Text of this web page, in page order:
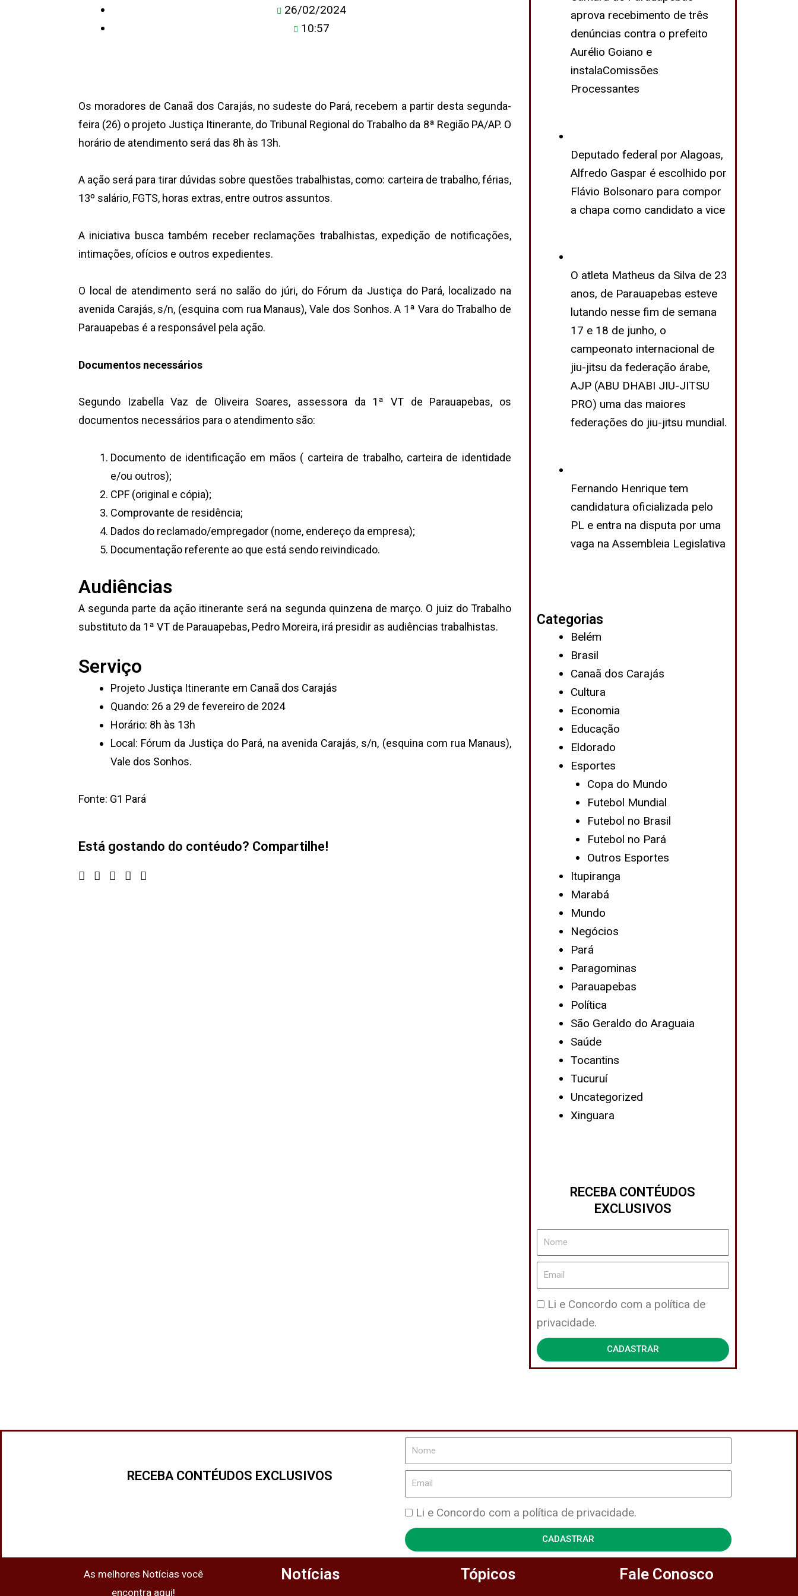
26/02/2024
10:57
Os moradores de Canaã dos Carajás, no sudeste do Pará, recebem a partir desta segunda-
feira (26) o projeto Justiça Itinerante, do Tribunal Regional do Trabalho da 8ª Região PA/AP. O
horário de atendimento será das 8h às 13h.
A ação será para tirar dúvidas sobre questões trabalhistas, como: carteira de trabalho, férias,
13º salário, FGTS, horas extras, entre outros assuntos.
A iniciativa busca também receber reclamações trabalhistas, expedição de notificações,
intimações, ofícios e outros expedientes.
O local de atendimento será no salão do júri, do Fórum da Justiça do Pará, localizado na
avenida Carajás, s/n, (esquina com rua Manaus), Vale dos Sonhos. A 1ª Vara do Trabalho de
Parauapebas é a responsável pela ação.
Documentos necessários
Segundo Izabella Vaz de Oliveira Soares, assessora da 1ª VT de Parauapebas, os
documentos necessários para o atendimento são:
Documento de identificação em mãos ( carteira de trabalho, carteira de identidade
e/ou outros);
CPF (original e cópia);
Comprovante de residência;
Dados do reclamado/empregador (nome, endereço da empresa);
Documentação referente ao que está sendo reivindicado.
Audiências
A segunda parte da ação itinerante será na segunda quinzena de março. O juiz do Trabalho
substituto da 1ª VT de Parauapebas, Pedro Moreira, irá presidir as audiências trabalhistas.
Serviço
Projeto Justiça Itinerante em Canaã dos Carajás
Quando: 26 a 29 de fevereiro de 2024
Horário: 8h às 13h
Local: Fórum da Justiça do Pará, na avenida Carajás, s/n, (esquina com rua Manaus),
Vale dos Sonhos.
Fonte: G1 Pará
Está gostando do contéudo? Compartilhe!
aprova recebimento de três
denúncias contra o prefeito
Aurélio Goiano e
instalaComissões
Processantes
Deputado federal por Alagoas,
Alfredo Gaspar é escolhido por
Flávio Bolsonaro para compor
a chapa como candidato a vice
O atleta Matheus da Silva de 23
anos, de Parauapebas esteve
lutando nesse fim de semana
17 e 18 de junho, o
campeonato internacional de
jiu-jitsu da federação árabe,
AJP (ABU DHABI JIU-JITSU
PRO) uma das maiores
federações do jiu-jitsu mundial.
Fernando Henrique tem
candidatura oficializada pelo
PL e entra na disputa por uma
vaga na Assembleia Legislativa
Categorias
Belém
Brasil
Canaã dos Carajás
Cultura
Economia
Educação
Eldorado
Esportes
Copa do Mundo
Futebol Mundial
Futebol no Brasil
Futebol no Pará
Outros Esportes
Itupiranga
Marabá
Mundo
Negócios
Pará
Paragominas
Parauapebas
Política
São Geraldo do Araguaia
Saúde
Tocantins
Tucuruí
Uncategorized
Xinguara
RECEBA CONTÉUDOS
EXCLUSIVOS
Nome
Email
Política
de
Privacidade
Li e Concordo com a política de
privacidade.
CADASTRAR
RECEBA CONTÉUDOS EXCLUSIVOS
Nome
Email
Política
de
Privacidade
Li e Concordo com a política de privacidade.
CADASTRAR
As melhores Notícias você
encontra aqui!
Notícias Tópicos Fale Conosco